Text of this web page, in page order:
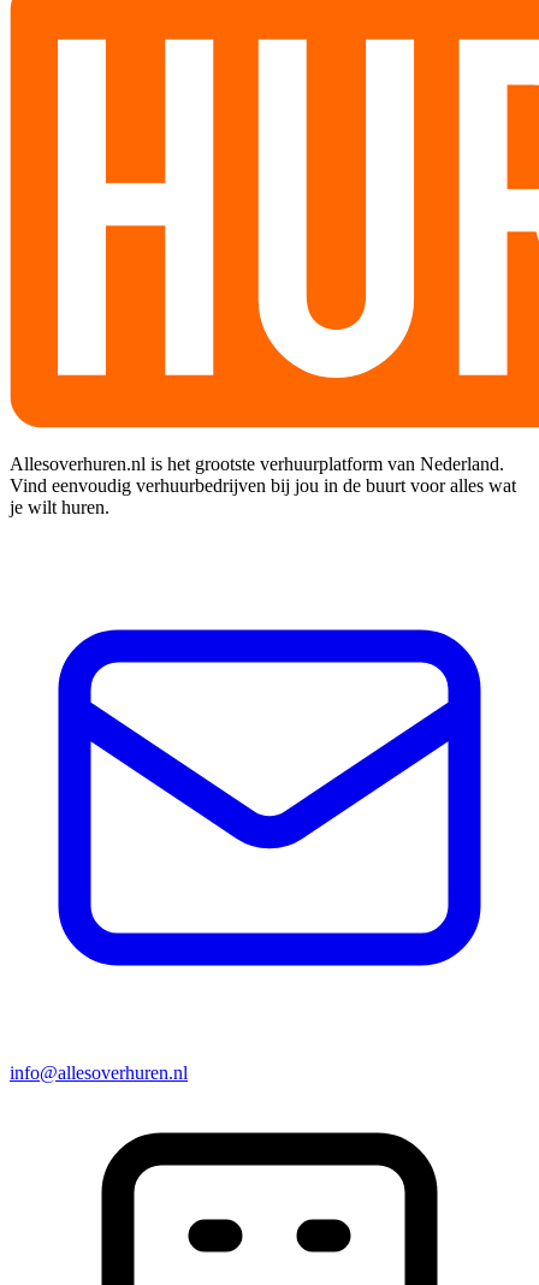
Allesoverhuren.nl is het grootste verhuurplatform van Nederland.
Vind eenvoudig verhuurbedrijven bij jou in de buurt voor alles wat
je wilt huren.
info@allesoverhuren.nl